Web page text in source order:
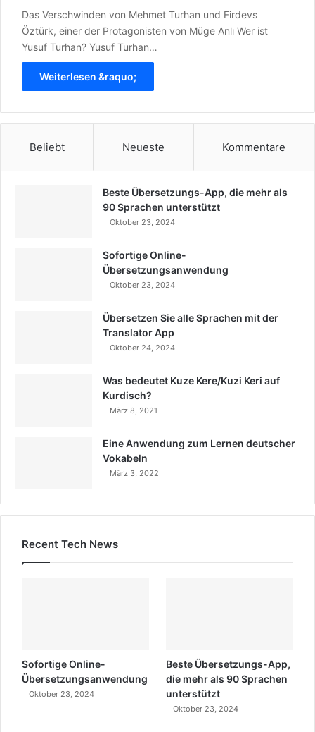
Das Verschwinden von Mehmet Turhan und Firdevs
Öztürk, einer der Protagonisten von Müge Anlı Wer ist
Yusuf Turhan? Yusuf Turhan…
Weiterlesen &raquo;
Beliebt Neueste Kommentare
Beste Übersetzungs-App, die mehr als
90 Sprachen unterstützt
Oktober 23, 2024
Sofortige Online-
Übersetzungsanwendung
Oktober 23, 2024
Übersetzen Sie alle Sprachen mit der
Translator App
Oktober 24, 2024
Was bedeutet Kuze Kere/Kuzi Keri auf
Kurdisch?
März 8, 2021
Eine Anwendung zum Lernen deutscher
Vokabeln
März 3, 2022
Recent Tech News
Sofortige Online-
Übersetzungsanwendung
Oktober 23, 2024
Beste Übersetzungs-App,
die mehr als 90 Sprachen
unterstützt
Oktober 23, 2024